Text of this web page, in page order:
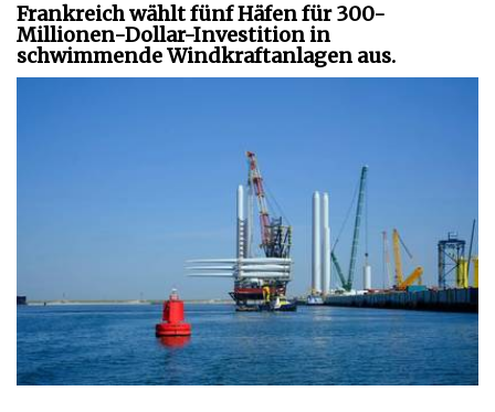
Frankreich wählt fünf Häfen für 300-
Millionen-Dollar-Investition in
schwimmende Windkraftanlagen aus.